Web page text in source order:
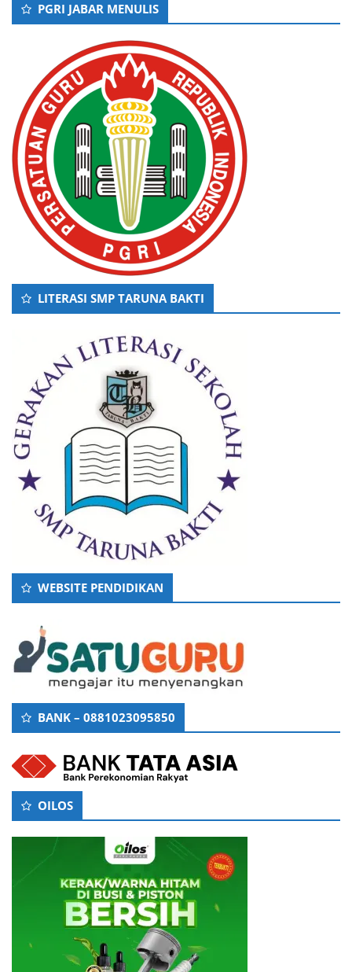
PGRI JABAR MENULIS
LITERASI SMP TARUNA BAKTI
WEBSITE PENDIDIKAN
BANK – 0881023095850
OILOS